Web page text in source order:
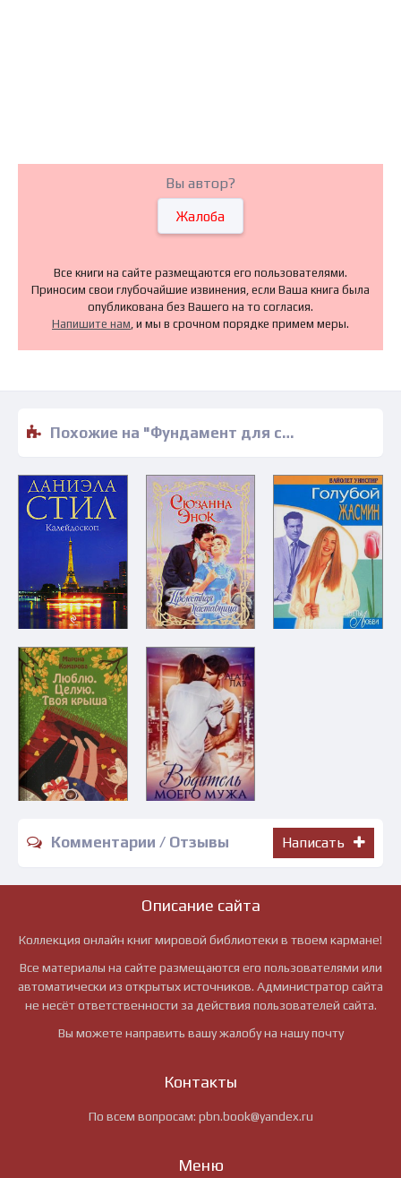
Вы автор?
Жалоба
Все книги на сайте размещаются его пользователями.
Приносим свои глубочайшие извинения, если Ваша книга была
опубликована без Вашего на то согласия.
Напишите нам, и мы в срочном порядке примем меры.
Похожие на "Фундамент для сумасшедшего дома - Синтия Хартвик" книги читать бесплатно полные версии
Комментарии / Отзывы Написать
Описание сайта
Коллекция онлайн книг мировой библиотеки в твоем кармане!
Все материалы на сайте размещаются его пользователями или
автоматически из открытых источников. Администратор сайта
не несёт ответственности за действия пользователей сайта.
Вы можете направить вашу жалобу на нашу почту
Контакты
По всем вопросам: pbn.book@yandex.ru
Меню